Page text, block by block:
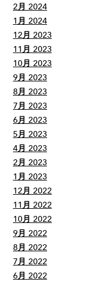
2月 2024
1月 2024
12月 2023
11月 2023
10月 2023
9月 2023
8月 2023
7月 2023
6月 2023
5月 2023
4月 2023
2月 2023
1月 2023
12月 2022
11月 2022
10月 2022
9月 2022
8月 2022
7月 2022
6月 2022